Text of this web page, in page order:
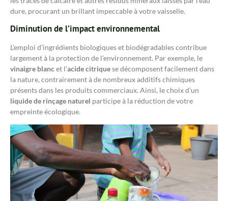
dure, procurant un brillant impeccable à votre vaisselle.
Diminution de l’impact environnemental
L’emploi d’ingrédients biologiques et biodégradables contribue
largement à la protection de l’environnement. Par exemple, le
vinaigre blancet l’acide citriquese décomposent facilement dans
la nature, contrairement à de nombreux additifs chimiques
présents dans les produits commerciaux. Ainsi, le choix d’un
liquide de rinçage naturel participe à la réduction de votre
empreinte écologique.